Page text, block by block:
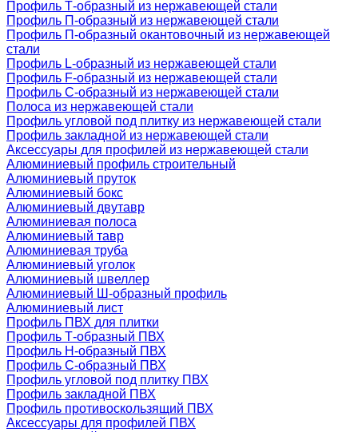
Профиль Т-образный из нержавеющей стали
Профиль П-образный из нержавеющей стали
Профиль П-образный окантовочный из нержавеющей
стали
Профиль L-образный из нержавеющей стали
Профиль F-образный из нержавеющей стали
Профиль C-образный из нержавеющей стали
Полоса из нержавеющей стали
Профиль угловой под плитку из нержавеющей стали
Профиль закладной из нержавеющей стали
Аксессуары для профилей из нержавеющей стали
Алюминиевый профиль строительный
Алюминиевый пруток
Алюминиевый бокс
Алюминиевый двутавр
Алюминиевая полоса
Алюминиевый тавр
Алюминиевая труба
Алюминиевый уголок
Алюминиевый швеллер
Алюминиевый Ш-образный профиль
Алюминиевый лист
Профиль ПВХ для плитки
Профиль Т-образный ПВХ
Профиль H-образный ПВХ
Профиль C-образный ПВХ
Профиль угловой под плитку ПВХ
Профиль закладной ПВХ
Профиль противоскользящий ПВХ
Аксессуары для профилей ПВХ